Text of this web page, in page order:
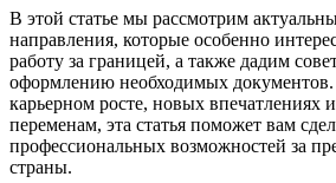
В этой статье мы рассмотрим
направления, которые особенно
работу за границей, а также дадим
оформлению необходимых документов.
карьерном росте, новых впечатлениях
переменам, эта статья поможет вам
профессиональных возможностей за
страны.